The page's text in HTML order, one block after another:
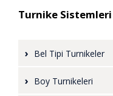
Turnike Sistemleri
Bel Tipi Turnikeler
Boy Turnikeleri